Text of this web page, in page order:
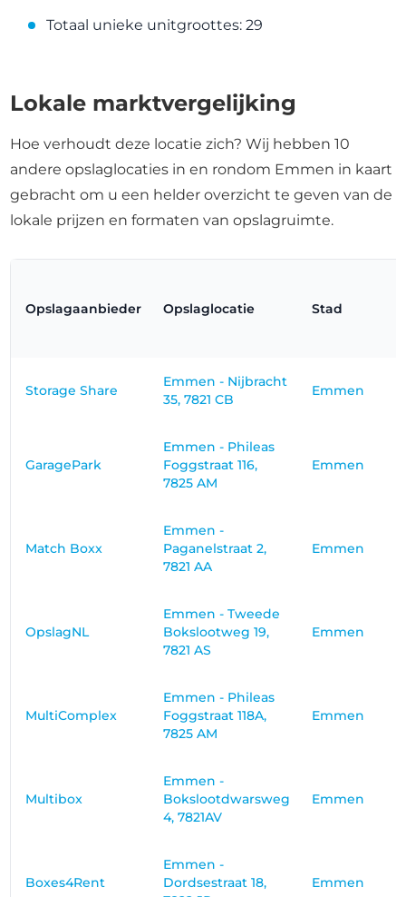
Totaal unieke unitgroottes: 29
Lokale marktvergelijking
Hoe verhoudt deze locatie zich? Wij hebben 10
andere opslaglocaties in en rondom Emmen in kaart
gebracht om u een helder overzicht te geven van de
lokale prijzen en formaten van opslagruimte.
Opslagaanbieder Opslaglocatie Stad
Storage Share
Emmen - Nijbracht
35, 7821 CB
Emmen
GaragePark
Emmen - Phileas
Foggstraat 116,
7825 AM
Emmen
Match Boxx
Emmen -
Paganelstraat 2,
7821 AA
Emmen
OpslagNL
Emmen - Tweede
Bokslootweg 19,
7821 AS
Emmen
MultiComplex
Emmen - Phileas
Foggstraat 118A,
7825 AM
Emmen
Multibox
Emmen -
Bokslootdwarsweg
4, 7821AV
Emmen
Boxes4Rent
Emmen -
Dordsestraat 18,
Emmen